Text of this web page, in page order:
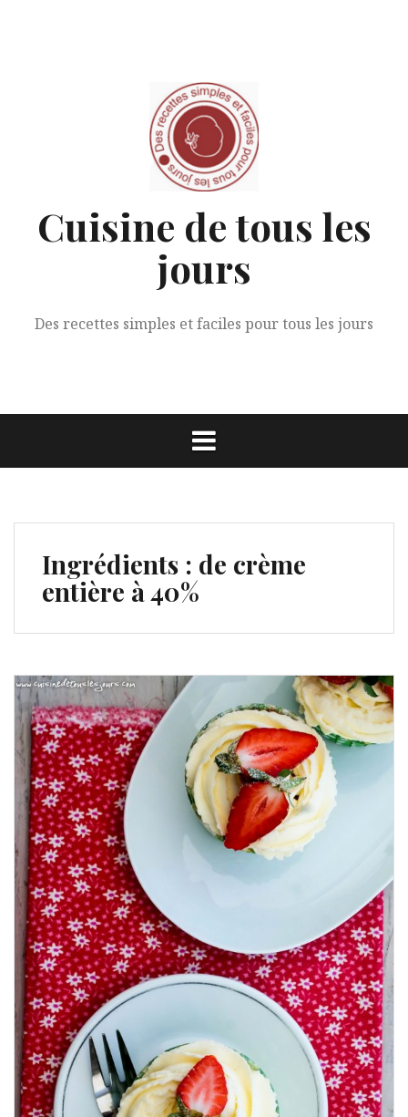
Cuisine de tous les
jours
Des recettes simples et faciles pour tous les jours
Ingrédients : de crème
entière à 40%